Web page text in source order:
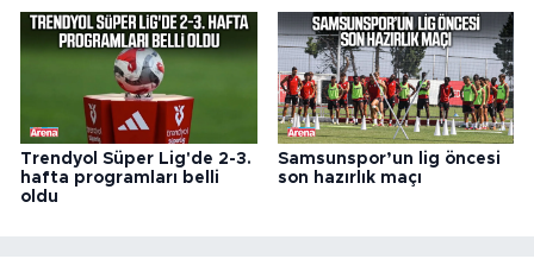
Trendyol Süper Lig'de 2-3.
hafta programları belli
oldu
Samsunspor’un lig öncesi
son hazırlık maçı